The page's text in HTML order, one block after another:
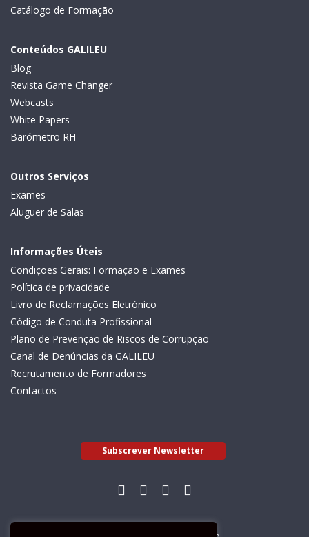
Catálogo de Formação
Conteúdos GALILEU
Blog
Revista Game Changer
Webcasts
White Papers
Barómetro RH
Outros Serviços
Exames
Aluguer de Salas
Informações Úteis
Condições Gerais: Formação e Exames
Política de privacidade
Livro de Reclamações Eletrónico
Código de Conduta Profissional
Plano de Prevenção de Riscos de Corrupção
Canal de Denúncias da GALILEU
Recrutamento de Formadores
Contactos
Subscrever Newsletter